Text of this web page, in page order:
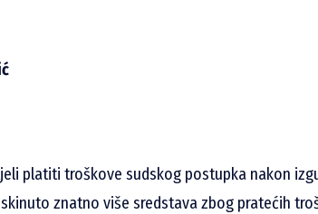
platiti troškove sudskog postupka nakon
znatno više sredstava zbog pratećih